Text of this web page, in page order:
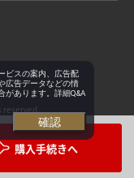
購入手続きへ
ビスの案内、広告配
広告データなどの情
があります。詳細Q&A
確認